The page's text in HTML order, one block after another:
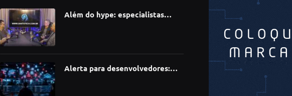
Além do hype: especialistas
Alerta para desenvolvedores: